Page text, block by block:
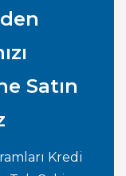
Satın
Kredi